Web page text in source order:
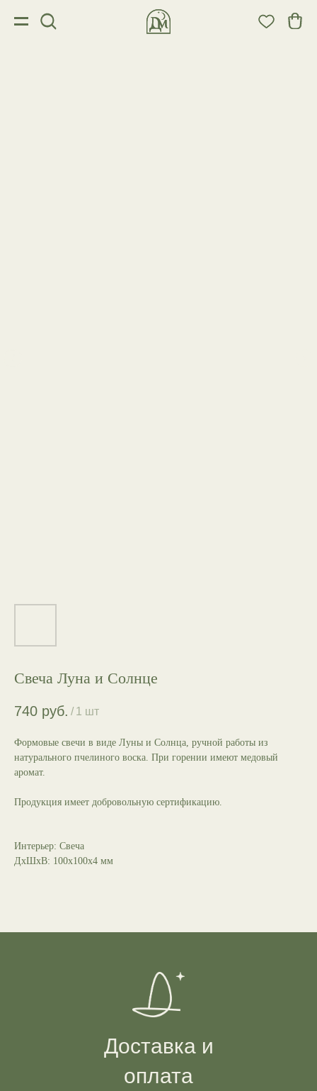
Свеча Луна и Солнце
740 руб. / 1 шт
Формовые свечи в виде Луны и Солнца, ручной работы из
натурального пчелиного воска. При горении имеют медовый
аромат.
Продукция имеет добровольную сертификацию.
Интерьер: Свеча
ДxШxВ: 100x100x4 мм
Доставка и
оплата